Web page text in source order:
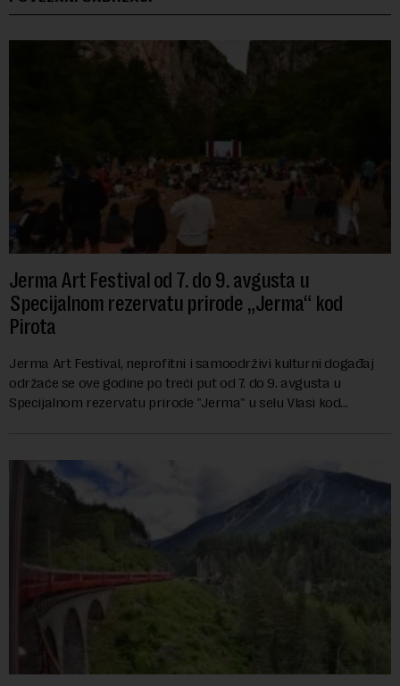
Jerma Art Festival od 7. do 9. avgusta u
Specijalnom rezervatu prirode „Jerma“ kod
Pirota
Jerma Art Festival, neprofitni i samoodrživi kulturni događaj
održaće se ove godine po treći put od 7. do 9. avgusta u
Specijalnom rezervatu prirode "Jerma" u selu Vlasi kod